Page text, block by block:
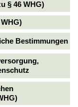
§ 46 WHG)
Bestimmungen